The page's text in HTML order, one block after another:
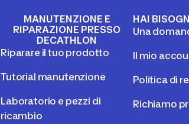
MANUTENZIONE E
RIPARAZIONE PRESSO
DECATHLON
Riparare il tuo prodotto
Tutorial manutenzione
Laboratorio e pezzi di
ricambio
HAI
Una
Il mio
Politica di
Richiamo